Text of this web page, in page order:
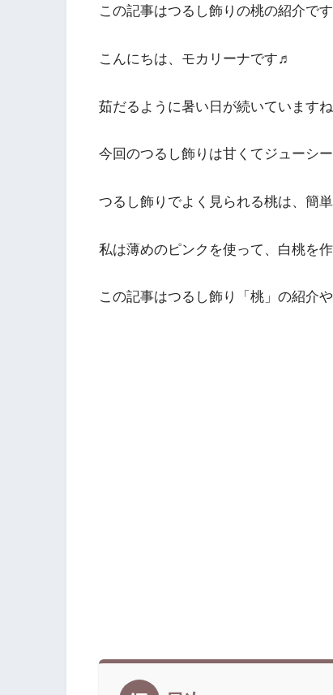
この記事はつるし飾りの桃の紹介です
こんにちは、モカリーナです♬
茹だるように暑い日が続いています
今回のつるし飾りは甘くてジューシ
つるし飾りでよく見られる桃は、簡
私は薄めのピンクを使って、白桃を作
この記事はつるし飾り「桃」の紹介